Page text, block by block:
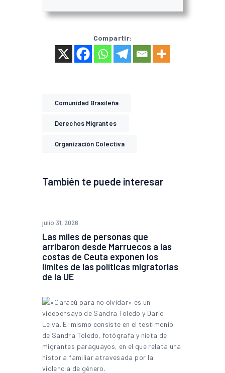
Compartir:
Comunidad Brasileña
Derechos Migrantes
Organización Colectiva
También te puede interesar
julio 31, 2026
Las miles de personas que
arribaron desde Marruecos a las
costas de Ceuta exponen los
límites de las políticas migratorias
de la UE